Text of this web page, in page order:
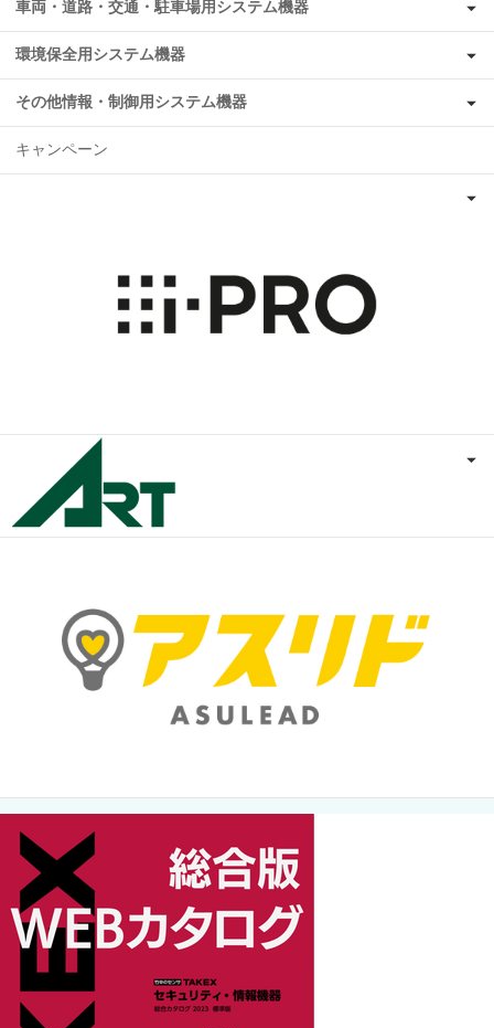
車両・道路・交通・駐車場用システム機器
環境保全用システム機器
その他情報・制御用システム機器
キャンペーン